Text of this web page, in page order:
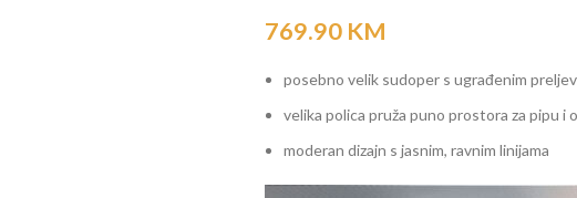
769.90 KM
posebno velik sudoper s ugrađenim
velika polica pruža puno prostora za pipu
moderan dizajn s jasnim, ravnim linijama